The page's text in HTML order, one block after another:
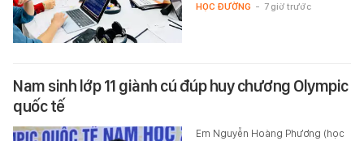
HỌC ĐƯỜNG - 7 giờ trước
Nam sinh lớp 11 giành cú đúp huy chương Olympic
quốc tế
Em Nguyễn Hoàng Phương (học